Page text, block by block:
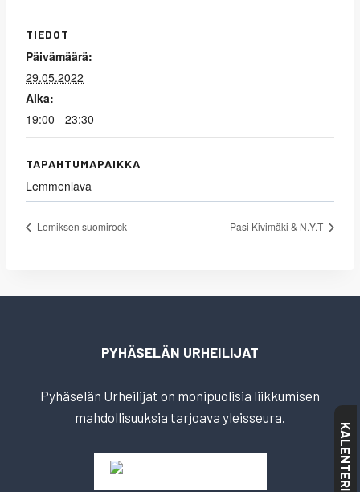
TIEDOT
Päivämäärä:
29.05.2022
Aika:
19:00 - 23:30
TAPAHTUMAPAIKKA
Lemmenlava
Lemiksen suomirock Pasi Kivimäki & N.Y.T
PYHÄSELÄN URHEILIJAT
Pyhäselän Urheilijat on monipuolisia liikkumisen
mahdollisuuksia tarjoava yleisseura.
KALENTERI